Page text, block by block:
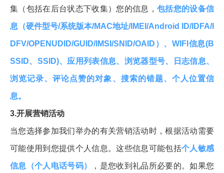
集（包括在后台状态下收集）您的信息， 包括您的设备信
息（硬件型号/系统版本/MAC地址/IMEI/Android ID/IDFA/I
DFV/OPENUDID/GUID/IMSI/SNID/OAID）、WIFI信息(B
SSID、SSID)、应用列表信息、浏览器型号、日志信息、
浏览记录、评论点赞的对象、搜索的错题、个人位置信
息。
3.开展营销活动
当您选择参加我们举办的有关营销活动时，根据活动需要
可能使用到您提供个人信息。这些信息可能包括个人敏感
信息（个人电话号码） ，是您收到礼品所必要的。如果您